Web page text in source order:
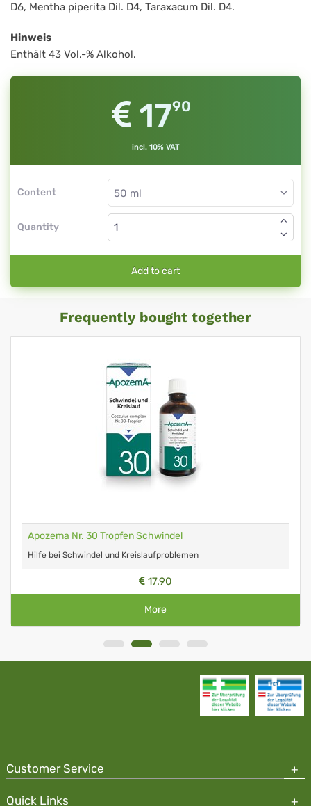
D6, Mentha piperita Dil. D4, Taraxacum Dil. D4.
Hinweis
Enthält 43 Vol.-% Alkohol.
1790
incl. 10% VAT
Content
Quantity
Add to cart
Frequently bought together
Apozema Nr. 30 Tropfen Schwindel
Hilfe bei Schwindel und Kreislaufproblemen
17.90
More
Customer Service
Quick Links